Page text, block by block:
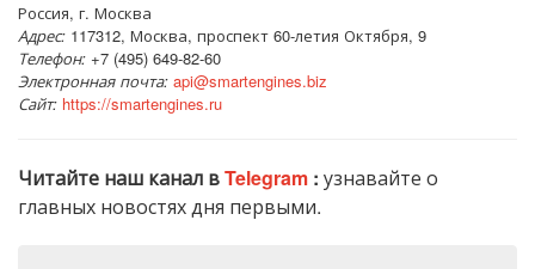
Россия, г. Москва
Адрес: 117312, Москва, проспект 60-летия Октября, 9
Телефон: +7 (495) 649-82-60
Электронная почта: api@smartengines.biz
Сайт: https://smartengines.ru
Читайте наш канал вTelegram : узнавайте о
главных новостях дня первыми.